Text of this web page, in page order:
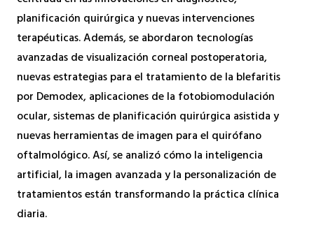
planificación quirúrgica y nuevas intervenciones
terapéuticas. Además, se abordaron tecnologías
avanzadas de visualización corneal postoperatoria,
nuevas estrategias para el tratamiento de la blefaritis
por Demodex, aplicaciones de la fotobiomodulación
ocular, sistemas de planificación quirúrgica asistida y
nuevas herramientas de imagen para el quirófano
oftalmológico. Así, se analizó cómo la inteligencia
artificial, la imagen avanzada y la personalización de
tratamientos están transformando la práctica clínica
diaria.